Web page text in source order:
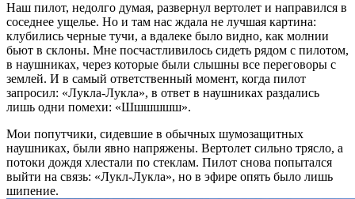
Наш пилот, недолго думая, развернул вертолет и направился в
соседнее ущелье. Но и там нас ждала не лучшая картина:
клубились черные тучи, а вдалеке было видно, как молнии
бьют в склоны. Мне посчастливилось сидеть рядом с пилотом,
в наушниках, через которые были слышны все переговоры с
землей. И в самый ответственный момент, когда пилот
запросил: «Лукла-Лукла», в ответ в наушниках раздались
лишь одни помехи: «Шшшшшш».
Мои попутчики, сидевшие в обычных шумозащитных
наушниках, были явно напряжены. Вертолет сильно трясло, а
потоки дождя хлестали по стеклам. Пилот снова попытался
выйти на связь: «Лукл-Лукла», но в эфире опять было лишь
шипение.